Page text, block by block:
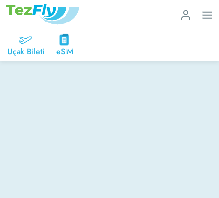
Uçak Bileti eSIM